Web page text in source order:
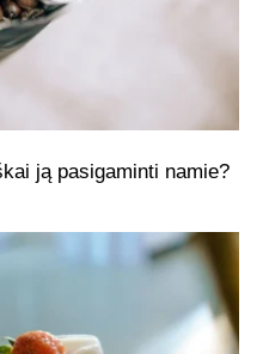
ją pasigaminti namie?